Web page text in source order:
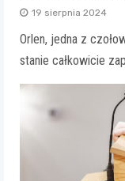
19 sierpnia 2024
Orlen, jedna z
stanie całkowicie